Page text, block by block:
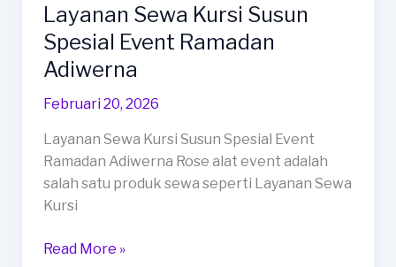
Layanan Sewa Kursi Susun
Spesial Event Ramadan
Adiwerna
Februari 20, 2026
Layanan Sewa Kursi Susun Spesial Event
Ramadan Adiwerna Rose alat event adalah
salah satu produk sewa seperti Layanan Sewa
Kursi
Layanan
Read More »